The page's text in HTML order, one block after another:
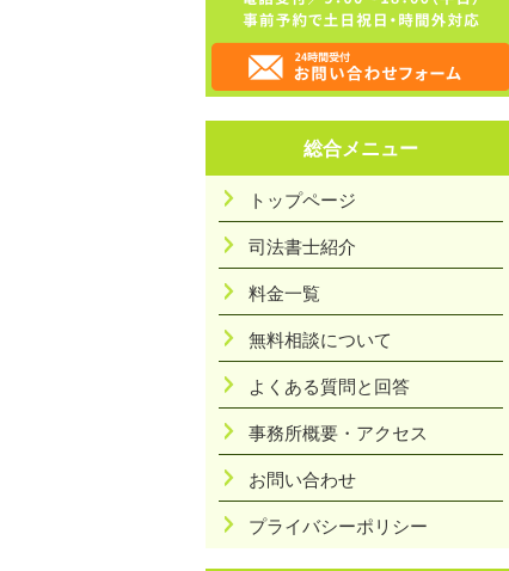
総合メニュー
トップページ
司法書士紹介
料金一覧
無料相談について
よくある質問と回答
事務所概要・アクセス
お問い合わせ
プライバシーポリシー